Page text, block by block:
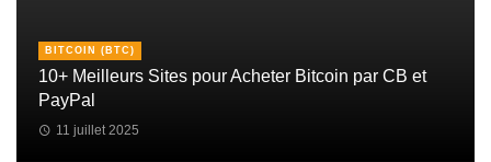
BITCOIN (BTC)
10+ Meilleurs Sites pour Acheter Bitcoin par CB et
PayPal
11 juillet 2025